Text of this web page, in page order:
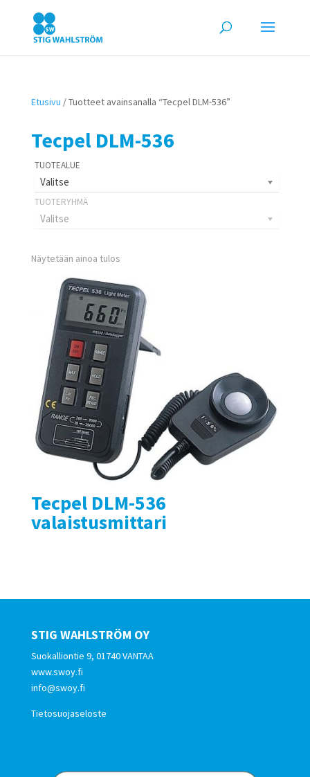
Etusivu / Tuotteet avainsanalla “Tecpel DLM-536”
Tecpel DLM-536
Valitse
Valitse
Näytetään ainoa tulos
Tecpel DLM-536
valaistusmittari
STIG WAHLSTRÖM OY
Suokalliontie 9, 01740 VANTAA
www.swoy.fi
info@swoy.fi
Tietosuojaseloste